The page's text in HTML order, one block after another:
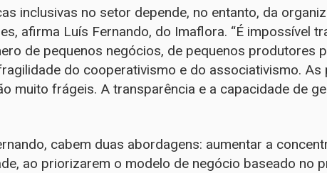
inclusivas no setor depende, no entanto, da
afirma Luís Fernando, do Imaflora. “É impossível
de pequenos negócios, de pequenos produtores
do cooperativismo e do associativismo. As
muito frágeis. A transparência e a capacidade de
cabem duas abordagens: aumentar a
ao priorizarem o modelo de negócio baseado no